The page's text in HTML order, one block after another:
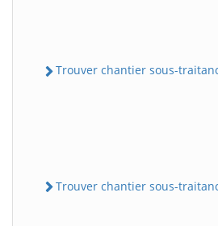
Trouver chantier sous-
Trouver chantier sous-